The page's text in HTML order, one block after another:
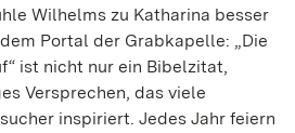
Wilhelms zu Katharina besser
Portal der Grabkapelle: „Die
ist nicht nur ein Bibelzitat,
Versprechen, das viele
inspiriert. Jedes Jahr feiern